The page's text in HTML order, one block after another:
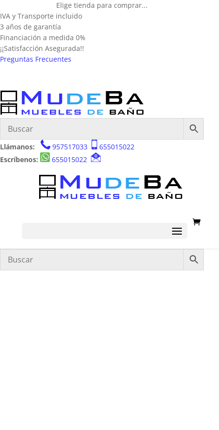
Elige tienda para comprar...
IVA y Transporte incluido
3 años de garantía
Financiación a medida 0%
¡¡Satisfacción Asegurada!!
Preguntas Frecuentes
Llámanos: 957517033
655015022
Escríbenos:
655015022